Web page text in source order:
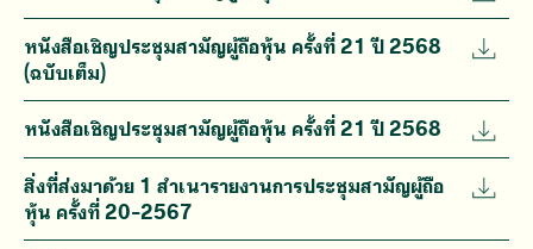
หนังสือเชิญประชุมสามัญผู้ถือหุ้น ครั้งที่ 21 ปี 2568
(ฉบับเต็ม)
หนังสือเชิญประชุมสามัญผู้ถือหุ้น ครั้งที่ 21 ปี 2568
สิ่งที่ส่งมาด้วย 1 สำเนารายงานการประชุมสามัญผู้ถือ
หุ้น ครั้งที่ 20-2567